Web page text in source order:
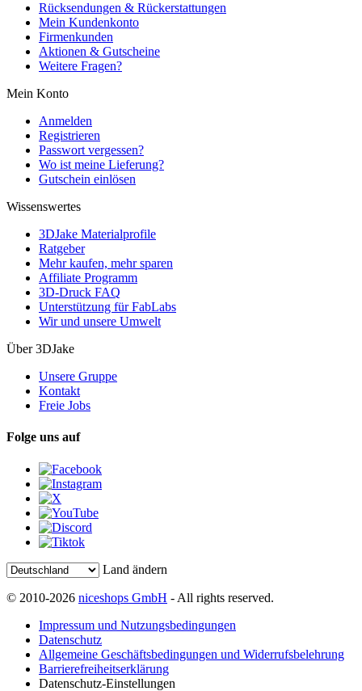
Rücksendungen & Rückerstattungen
Mein Kundenkonto
Firmenkunden
Aktionen & Gutscheine
Weitere Fragen?
Mein Konto
Anmelden
Registrieren
Passwort vergessen?
Wo ist meine Lieferung?
Gutschein einlösen
Wissenswertes
3DJake Materialprofile
Ratgeber
Mehr kaufen, mehr sparen
Affiliate Programm
3D-Druck FAQ
Unterstützung für FabLabs
Wir und unsere Umwelt
Über 3DJake
Unsere Gruppe
Kontakt
Freie Jobs
Folge uns auf
Land ändern
© 2010-2026 niceshops GmbH - All rights reserved.
Impressum und Nutzungsbedingungen
Datenschutz
Allgemeine Geschäftsbedingungen und Widerrufsbelehrung
Barrierefreiheitserklärung
Datenschutz-Einstellungen